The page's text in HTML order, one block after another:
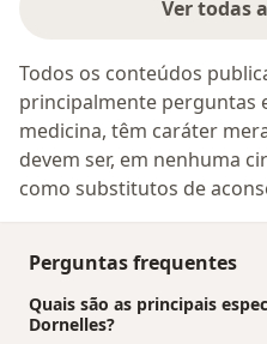
Ver todas
Todos os conteúdos
principalmente perguntas
medicina, têm caráter
devem ser, em nenhuma
como substitutos de
Perguntas frequentes
Quais são as principais
Dornelles?